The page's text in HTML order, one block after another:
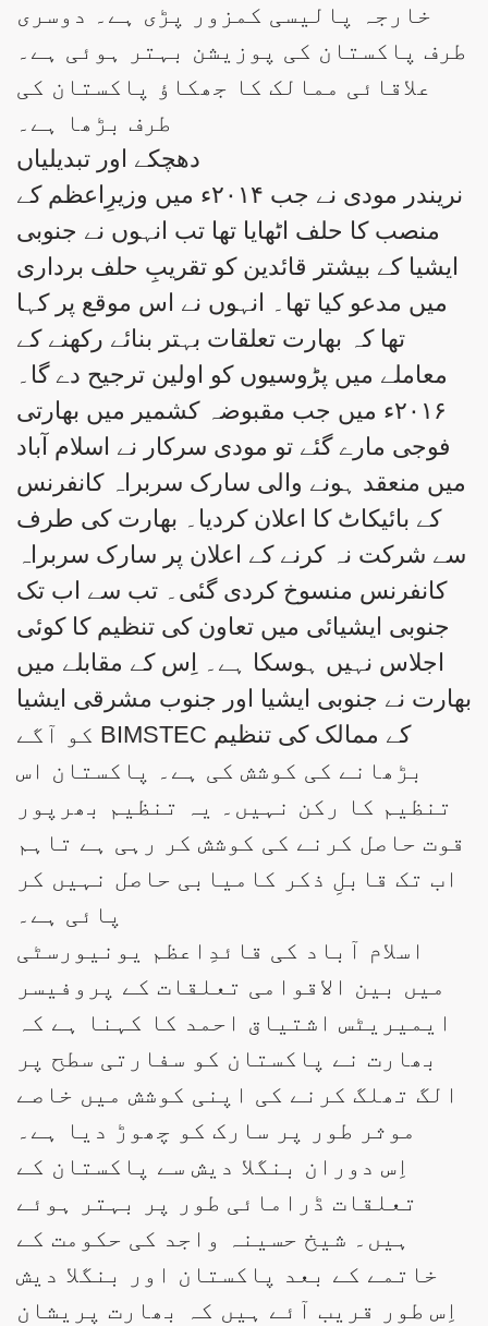
خارجہ پالیسی کمزور پڑی ہے۔ دوسری
طرف پاکستان کی پوزیشن بہتر ہوئی ہے۔
علاقائی ممالک کا جھکاؤ پاکستان کی
طرف بڑھا ہے۔
دھچکے اور تبدیلیاں
نریندر مودی نے جب ۲۰۱۴ء میں وزیرِاعظم کے
منصب کا حلف اٹھایا تھا تب انہوں نے جنوبی
ایشیا کے بیشتر قائدین کو تقریبِ حلف برداری
میں مدعو کیا تھا۔ انہوں نے اس موقع پر کہا
تھا کہ بھارت تعلقات بہتر بنائے رکھنے کے
معاملے میں پڑوسیوں کو اولین ترجیح دے گا۔
۲۰۱۶ء میں جب مقبوضہ کشمیر میں بھارتی
فوجی مارے گئے تو مودی سرکار نے اسلام آباد
میں منعقد ہونے والی سارک سربراہ کانفرنس
کے بائیکاٹ کا اعلان کردیا۔ بھارت کی طرف
سے شرکت نہ کرنے کے اعلان پر سارک سربراہ
کانفرنس منسوخ کردی گئی۔ تب سے اب تک
جنوبی ایشیائی میں تعاون کی تنظیم کا کوئی
اجلاس نہیں ہوسکا ہے۔ اِس کے مقابلے میں
بھارت نے جنوبی ایشیا اور جنوب مشرقی ایشیا
کے ممالک کی تنظیم BIMSTEC کو آگے
بڑھانے کی کوشش کی ہے۔ پاکستان اس
تنظیم کا رکن نہیں۔ یہ تنظیم بھرپور
قوت حاصل کرنے کی کوشش کر رہی ہے تاہم
اب تک قابلِ ذکر کامیابی حاصل نہیں کر
پائی ہے۔
اسلام آباد کی قائدِاعظم یونیورسٹی
میں بین الاقوامی تعلقات کے پروفیسر
ایمیریٹس اشتیاق احمد کا کہنا ہے کہ
بھارت نے پاکستان کو سفارتی سطح پر
الگ تھلگ کرنے کی اپنی کوشش میں خاصے
موثر طور پر سارک کو چھوڑ دیا ہے۔
اِس دوران بنگلا دیش سے پاکستان کے
تعلقات ڈرامائی طور پر بہتر ہوئے
ہیں۔ شیخ حسینہ واجد کی حکومت کے
خاتمے کے بعد پاکستان اور بنگلا دیش
اِس طور قریب آئے ہیں کہ بھارت پریشان